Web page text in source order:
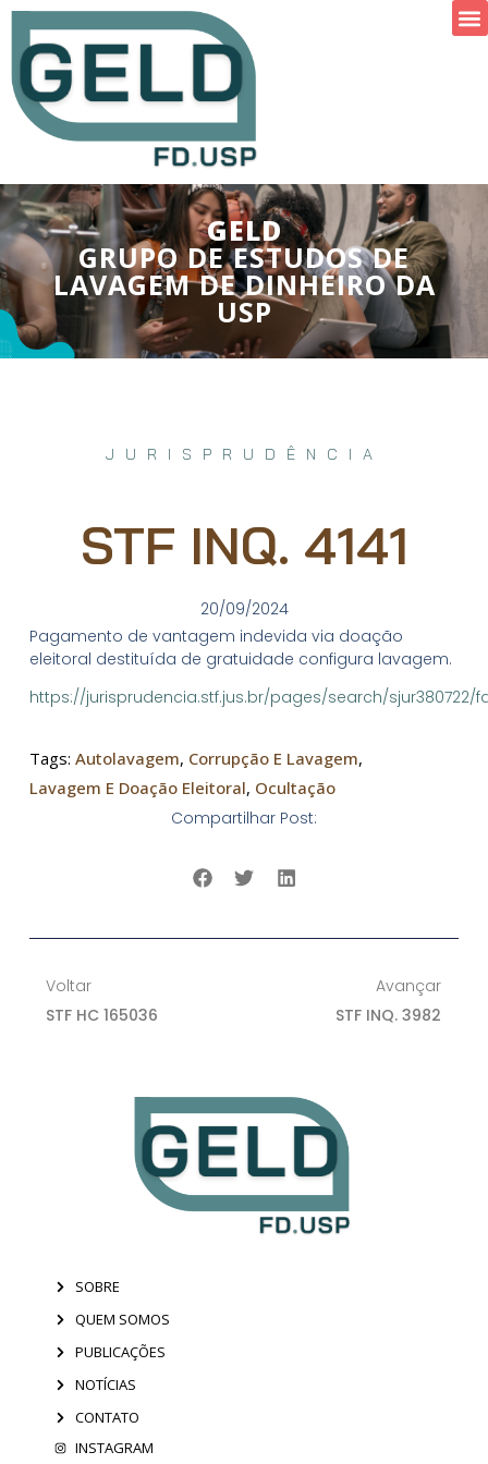
GELD
GRUPO DE ESTUDOS DE
LAVAGEM DE DINHEIRO DA
USP
JURISPRUDÊNCIA
STF INQ. 4141
20/09/2024
Pagamento de vantagem indevida via doação
eleitoral destituída de gratuidade configura lavagem.
https://jurisprudencia.stf.jus.br/pages/search/sjur380722/
Tags: Autolavagem, Corrupção E Lavagem,
Lavagem E Doação Eleitoral, Ocultação
Compartilhar Post:
Voltar
STF HC 165036
Avançar
STF INQ. 3982
SOBRE
QUEM SOMOS
PUBLICAÇÕES
NOTÍCIAS
CONTATO
INSTAGRAM